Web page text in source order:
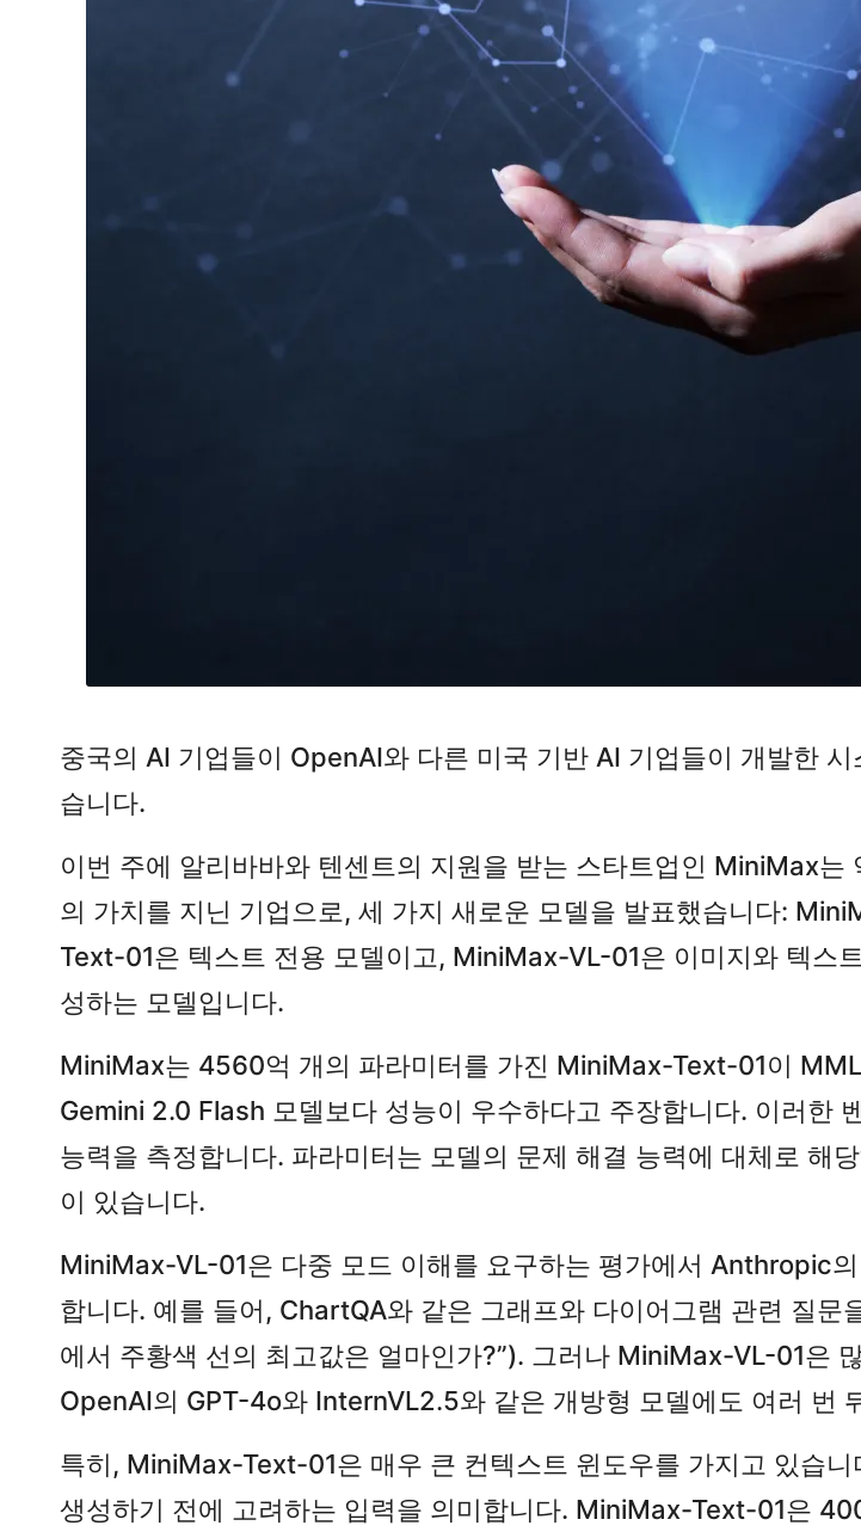
중국의 AI 기업들이 OpenAI와 다른 미국 기반 AI 기업들이 개발한
습니다.
이번 주에 알리바바와 텐센트의 지원을 받는 스타트업인 MiniMax
의 가치를 지닌 기업으로, 세 가지 새로운 모델을 발표했습니다:
Text-01은 텍스트 전용 모델이고, MiniMax-VL-01은 이미지와 텍스
성하는 모델입니다.
MiniMax는 4560억 개의 파라미터를 가진 MiniMax-Text-01이
Gemini 2.0 Flash 모델보다 성능이 우수하다고 주장합니다. 이러한
능력을 측정합니다. 파라미터는 모델의 문제 해결 능력에 대체로 해
이 있습니다.
MiniMax-VL-01은 다중 모드 이해를 요구하는 평가에서 Anthropic
합니다. 예를 들어, ChartQA와 같은 그래프와 다이어그램 관련 질문
에서 주황색 선의 최고값은 얼마인가?”). 그러나 MiniMax-VL-01은
OpenAI의 GPT-4o와 InternVL2.5와 같은 개방형 모델에도 여러 번
특히, MiniMax-Text-01은 매우 큰 컨텍스트 윈도우를 가지고 있습
생성하기 전에 고려하는 입력을 의미합니다. MiniMax-Text-01은